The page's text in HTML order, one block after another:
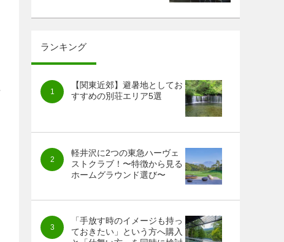
ランキング
【関東近郊】避暑地としてお
すすめの別荘エリア5選
軽井沢に2つの東急ハーヴェ
ストクラブ！〜特徴から見る
ホームグラウンド選び〜
「手放す時のイメージも持っ
ておきたい」という方へ購入